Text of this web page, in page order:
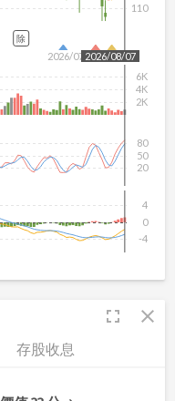
2026/07/16
110
2026/08/07
2K
4K
6K
除
20
50
80
-4
0
4
fullscreen close
存股收息